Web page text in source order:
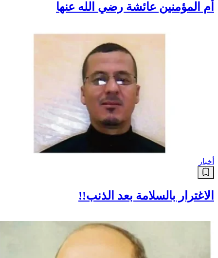
أم المؤمنين عائشة رضي الله عنها
أخبار
الاغترار بالسلامة بعد الذنب!!